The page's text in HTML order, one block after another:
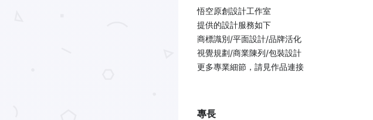
悟空原創設計工作室
提供的設計服務如下
商標識別/平面設計/品牌活化
視覺規劃/商業陳列/包裝設計
更多專業細節，請見作品連接
專長